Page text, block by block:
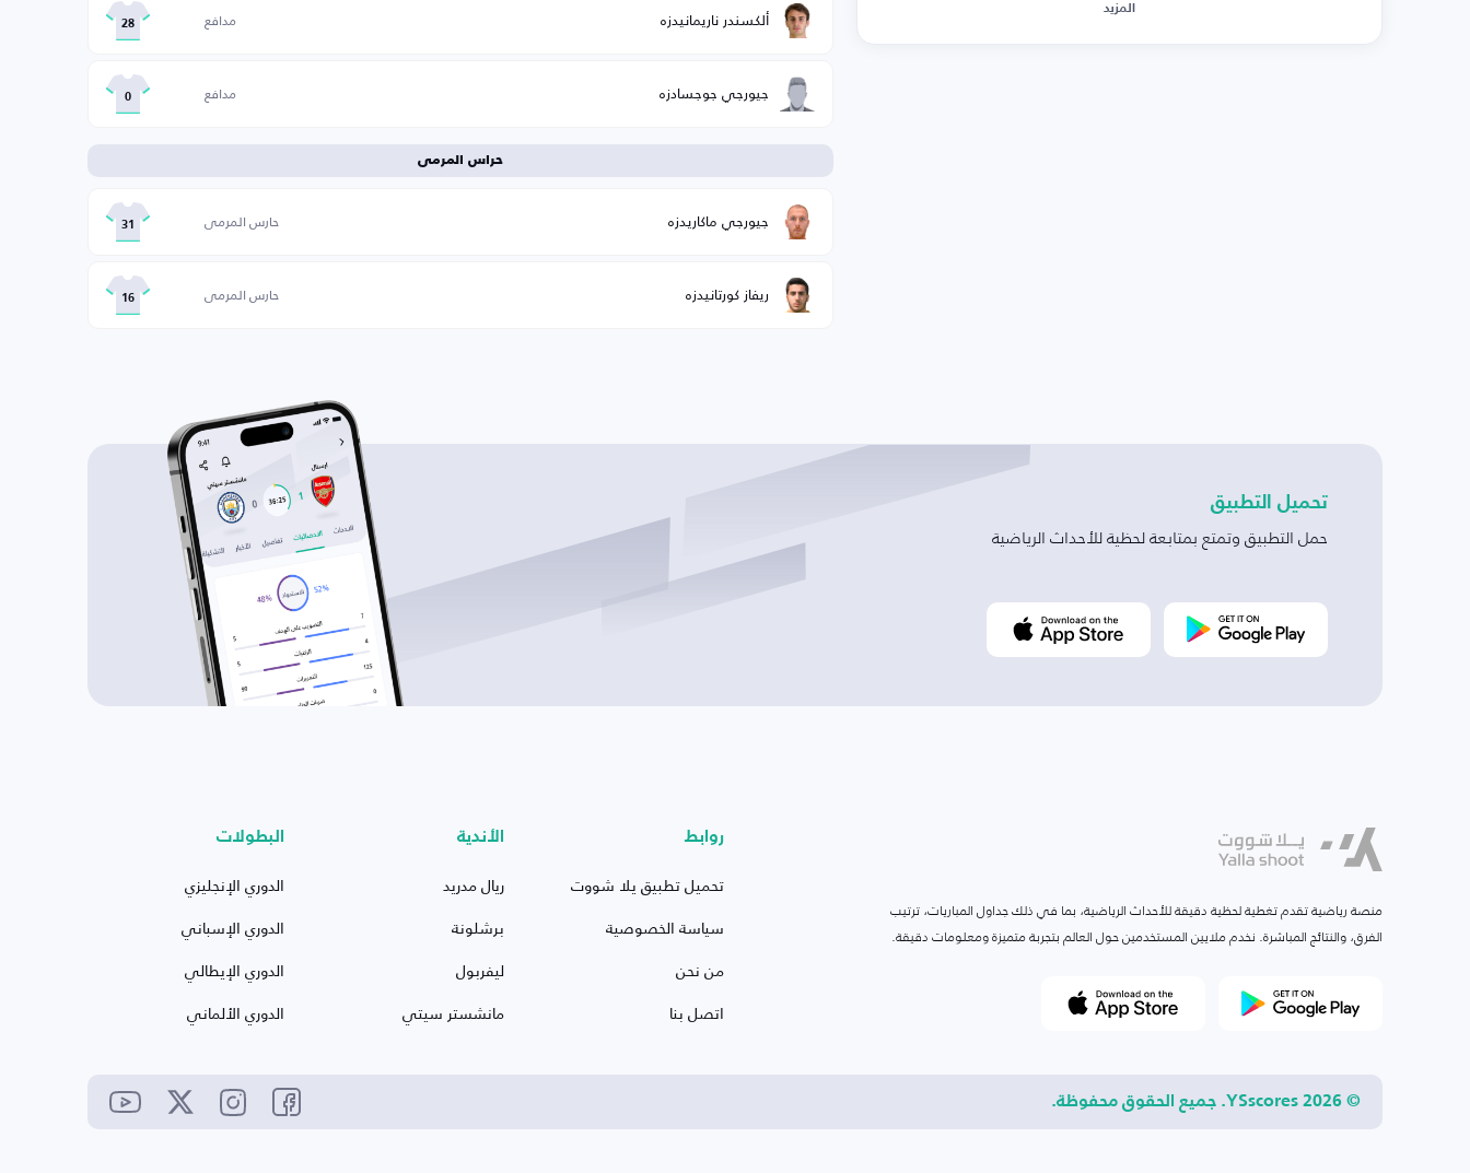
المزيد ألكسندر ناريمانيدزه مدافع 28
جيورجي جوجسادزه مدافع 0
حراس المرمى
جيورجي ماكاريدزه حارس المرمى 31
ريفاز كورتانيدزه حارس المرمى 16
تحميل التطبيق
حمل التطبيق وتمتع بمتابعة لحظية للأحداث الرياضية
منصة رياضية تقدم تغطية لحظية دقيقة للأحداث الرياضية، بما في ذلك جداول المباريات، ترتيب
الفرق، والنتائج المباشرة. نخدم ملايين المستخدمين حول العالم بتجربة متميزة ومعلومات دقيقة.
روابط
تحميل تطبيق يلا شووت
سياسة الخصوصية
من نحن
اتصل بنا
الأندية
ريال مدريد
برشلونة
ليفربول
مانشستر سيتي
البطولات
الدوري الإنجليزي
الدوري الإسباني
الدوري الإيطالي
الدوري الألماني
© 2026 YSscores. جميع الحقوق محفوظة.